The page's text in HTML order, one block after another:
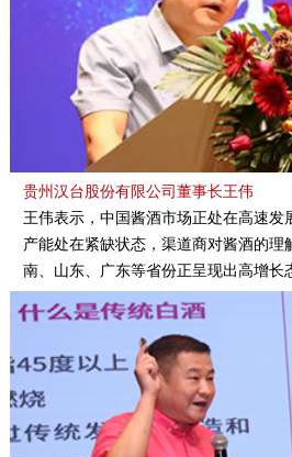
贵州汉台股份有限公司董事长王伟
王伟表示，中国酱酒市场正处在高速发
产能处在紧缺状态，渠道商对酱酒的理
南、山东、广东等省份正呈现出高增长